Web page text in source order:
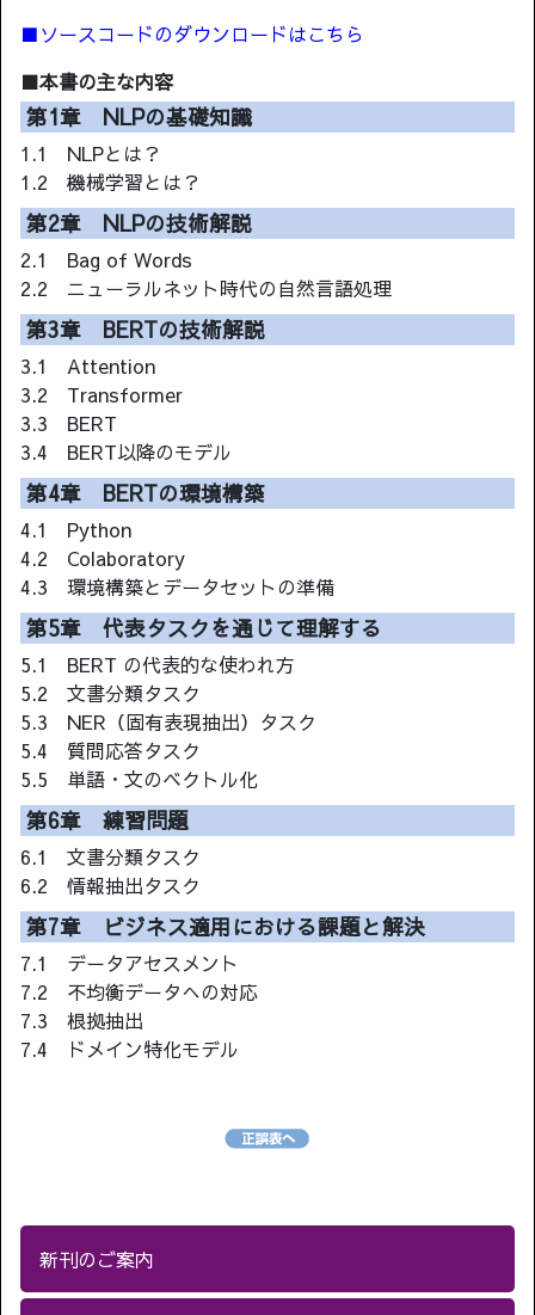
■ソースコードのダウンロードはこちら
■本書の主な内容
第1章 NLPの基礎知識
1.1 NLPとは？
1.2 機械学習とは？
第2章 NLPの技術解説
2.1 Bag of Words
2.2 ニューラルネット時代の自然言語処理
第3章 BERTの技術解説
3.1 Attention
3.2 Transformer
3.3 BERT
3.4 BERT以降のモデル
第4章 BERTの環境構築
4.1 Python
4.2 Colaboratory
4.3 環境構築とデータセットの準備
第5章 代表タスクを通じて理解する
5.1 BERT の代表的な使われ方
5.2 文書分類タスク
5.3 NER（固有表現抽出）タスク
5.4 質問応答タスク
5.5 単語・文のベクトル化
第6章 練習問題
6.1 文書分類タスク
6.2 情報抽出タスク
第7章 ビジネス適用における課題と解決
7.1 データアセスメント
7.2 不均衡データへの対応
7.3 根拠抽出
7.4 ドメイン特化モデル
新刊のご案内